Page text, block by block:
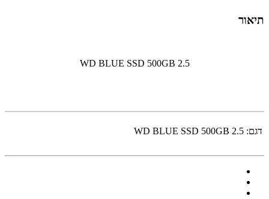
תיאור
WD BLUE SSD 500GB 2.5
דגם: WD BLUE SSD 500GB 2.5